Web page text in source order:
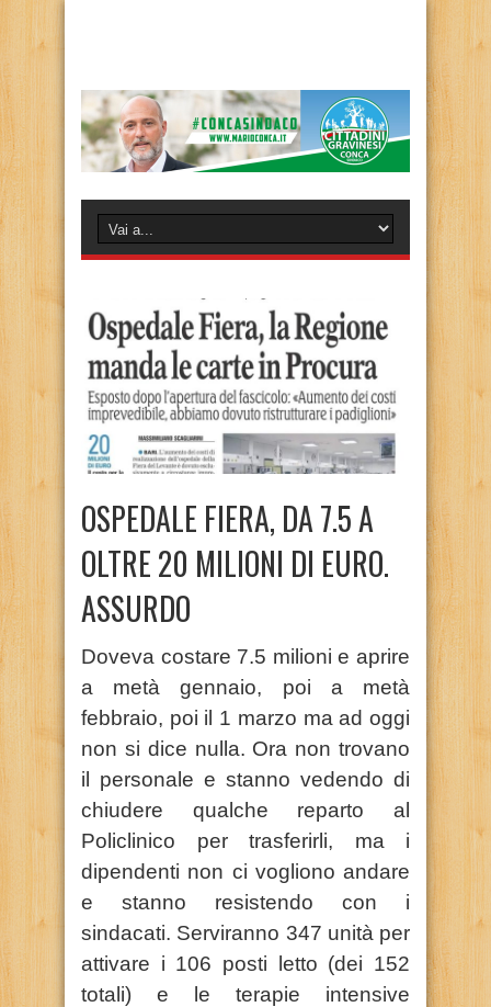
OSPEDALE FIERA, DA 7.5 A
OLTRE 20 MILIONI DI EURO.
ASSURDO
Doveva costare 7.5 milioni e aprire
a metà gennaio, poi a metà
febbraio, poi il 1 marzo ma ad oggi
non si dice nulla. Ora non trovano
il personale e stanno vedendo di
chiudere qualche reparto al
Policlinico per trasferirli, ma i
dipendenti non ci vogliono andare
e stanno resistendo con i
sindacati. Serviranno 347 unità per
attivare i 106 posti letto (dei 152
totali) e le terapie intensive